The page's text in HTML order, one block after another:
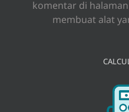
komentar di
membuat alat